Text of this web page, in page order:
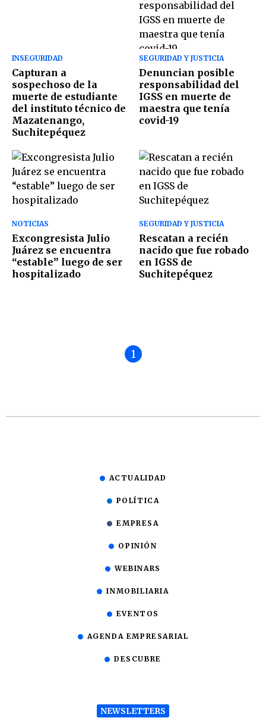
INSEGURIDAD
Capturan a
sospechoso de la
muerte de estudiante
del instituto técnico de
Mazatenango,
Suchitepéquez
SEGURIDAD Y JUSTICIA
Denuncian posible
responsabilidad del
IGSS en muerte de
maestra que tenía
covid-19
NOTICIAS
Excongresista Julio
Juárez se encuentra
“estable” luego de ser
hospitalizado
SEGURIDAD Y JUSTICIA
Rescatan a recién
nacido que fue robado
en IGSS de
Suchitepéquez
1
ACTUALIDAD
POLÍTICA
EMPRESA
OPINIÓN
WEBINARS
INMOBILIARIA
EVENTOS
AGENDA EMPRESARIAL
DESCUBRE
NEWSLETTERS